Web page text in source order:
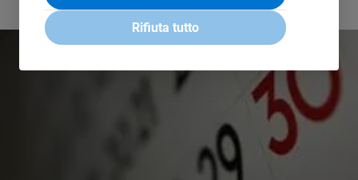
Rifiuta tutto